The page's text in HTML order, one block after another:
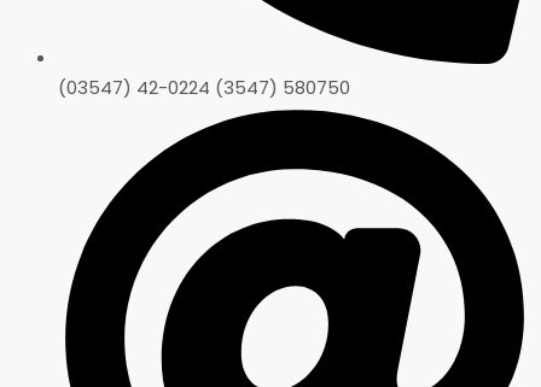
(03547) 42-0224 (3547) 580750